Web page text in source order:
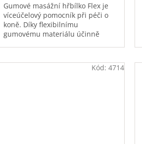
Gumové masážní hřbílko Flex je
víceúčelový pomocník při péči o
koně. Díky flexibilnímu
gumovému materiálu účinně
Kód: 4714